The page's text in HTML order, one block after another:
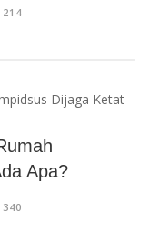
214
Apa?
340